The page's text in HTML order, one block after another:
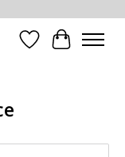
Verlanglijst